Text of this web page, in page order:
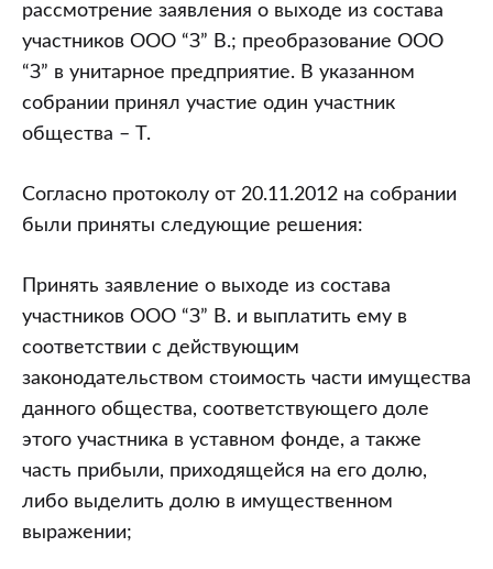
рассмотрение заявления о выходе из состава
участников ООО “З” В.; преобразование ООО
“З” в унитарное предприятие. В указанном
собрании принял участие один участник
общества – Т.
Согласно протоколу от 20.11.2012 на собрании
были приняты следующие решения:
Принять заявление о выходе из состава
участников ООО “З” В. и выплатить ему в
соответствии с действующим
законодательством стоимость части имущества
данного общества, соответствующего доле
этого участника в уставном фонде, а также
часть прибыли, приходящейся на его долю,
либо выделить долю в имущественном
выражении;